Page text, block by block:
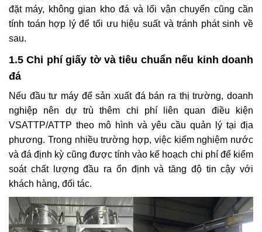
đặt máy, không gian kho đá và lối vận chuyển cũng cần
tính toán hợp lý để tối ưu hiệu suất và tránh phát sinh về
sau.
1.5 Chi phí giấy tờ và tiêu chuẩn nếu kinh doanh
đá
Nếu đầu tư máy để sản xuất đá bán ra thị trường, doanh
nghiệp nên dự trù thêm chi phí liên quan điều kiện
VSATTP/ATTP theo mô hình và yêu cầu quản lý tại địa
phương. Trong nhiều trường hợp, việc kiểm nghiệm nước
và đá định kỳ cũng được tính vào kế hoạch chi phí để kiểm
soát chất lượng đầu ra ổn định và tăng độ tin cậy với
khách hàng, đối tác.